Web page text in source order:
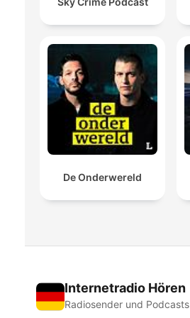
De Onderwereld
Internetradio Hören
Radiosender und Podcasts